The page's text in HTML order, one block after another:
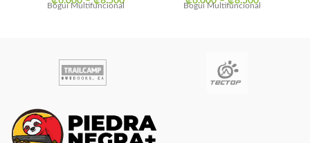
Bogui Multifuncional Bogui Multifuncional